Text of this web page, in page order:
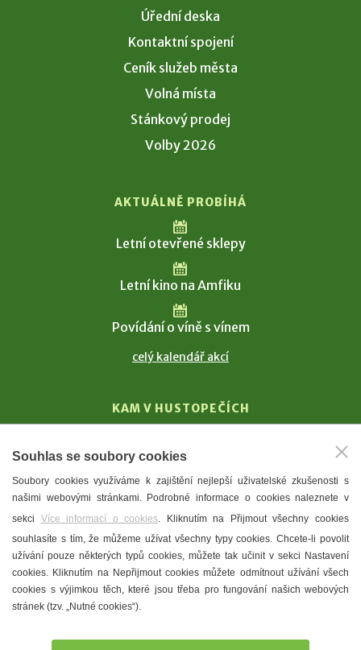
Úřední deska
Kontaktní spojení
Ceník služeb města
Volná místa
Stánkový prodej
Volby 2026
AKTUÁLNĚ PROBÍHÁ
Letní otevřené sklepy
Letní kino na Amfiku
Povídání o víně s vínem
celý kalendář akcí
KAM V HUSTOPEČÍCH
T. G. Masaryk
Mandloně
Ubytování
Restaurace
Městské muzeum a galerie
Denní meníčka
Souhlas se soubory cookies
Soubory cookies využíváme k zajištění nejlepší uživatelské zkušenosti s
našimi webovými stránkami. Podrobné informace o cookies naleznete v
sekci Více informací o cookies. Kliknutím na Přijmout všechny cookies
souhlasíte s tím, že můžeme užívat všechny typy cookies. Chcete-li povolit
užívání pouze některých typů cookies, můžete tak učinit v sekci Nastavení
cookies. Kliknutím na Nepřijmout cookies můžete odmítnout užívání všech
cookies s výjimkou těch, které jsou třeba pro fungování našich webových
stránek (tzv. „Nutné cookies“).